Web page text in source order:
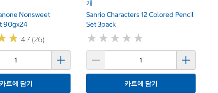
Nonsweet
90gx24
★
★ 4.7 (26)
트에 담기
개
Sanrio Characters 12 Colored Pencil
Set 3pack
★ ★ ★ ★ ★
★ ★ ★ ★ ★
카트에 담기